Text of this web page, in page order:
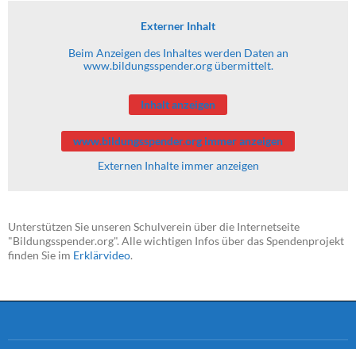
Externer Inhalt
Beim Anzeigen des Inhaltes werden Daten an
www.bildungsspender.org übermittelt.
Inhalt anzeigen
www.bildungsspender.org immer anzeigen
Externen Inhalte immer anzeigen
Unterstützen Sie unseren Schulverein über die Internetseite
"Bildungsspender.org". Alle wichtigen Infos über das Spendenprojekt
finden Sie im Erklärvideo.